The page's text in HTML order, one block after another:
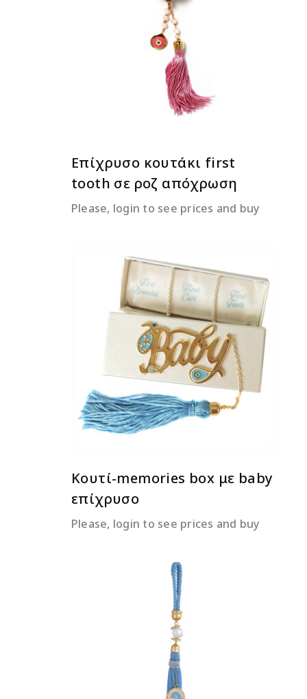
ΔΙΑΒΆΣΤΕ ΠΕΡΙΣΣΌΤΕΡΑ
Επίχρυσο κουτάκι first
tooth σε ροζ απόχρωση
Please, login to see prices and buy
ΔΙΑΒΆΣΤΕ ΠΕΡΙΣΣΌΤΕΡΑ
Κουτί-memories box με baby
επίχρυσο
Please, login to see prices and buy
ΔΙΑΒΆΣΤΕ ΠΕΡΙΣΣΌΤΕΡΑ